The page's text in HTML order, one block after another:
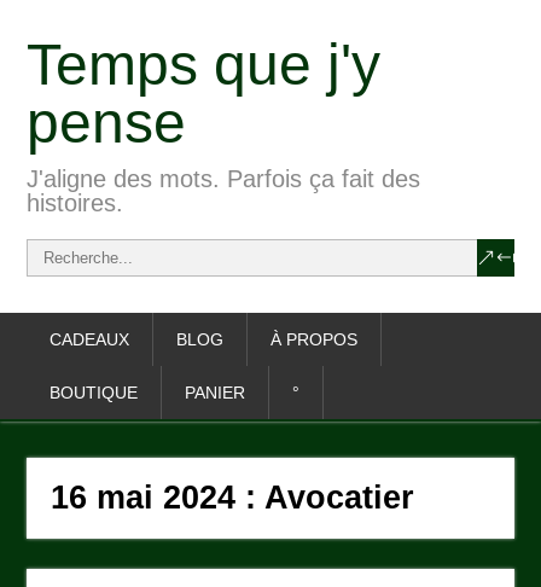
Temps que j'y
pense
J'aligne des mots. Parfois ça fait des
histoires.
CADEAUX BLOG À PROPOS
BOUTIQUE PANIER °
16 mai 2024 : Avocatier